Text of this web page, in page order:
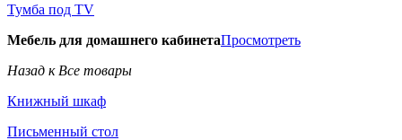
Тумба под TV
Мебель для домашнего кабинетаПросмотреть
Назад к Все товары
Книжный шкаф
Письменный стол